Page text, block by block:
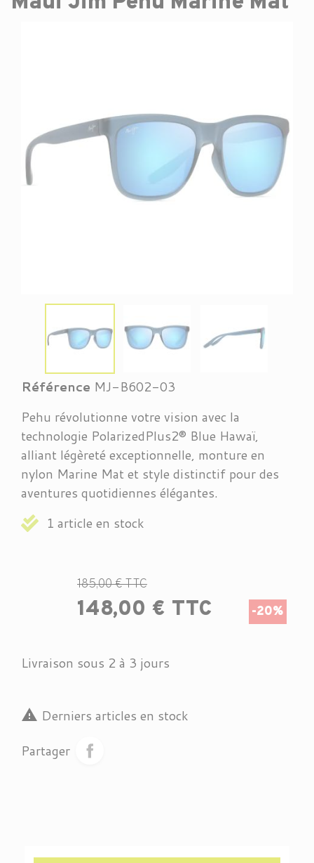
Référence MJ-B602-03
Pehu révolutionne votre vision avec la
technologie PolarizedPlus2® Blue Hawaï,
alliant légèreté exceptionnelle, monture en
nylon Marine Mat et style distinctif pour des
aventures quotidiennes élégantes.
1 article en stock
185,00 € TTC
148,00 € TTC -20%
Livraison sous 2 à 3 jours
 Derniers articles en stock
Partager